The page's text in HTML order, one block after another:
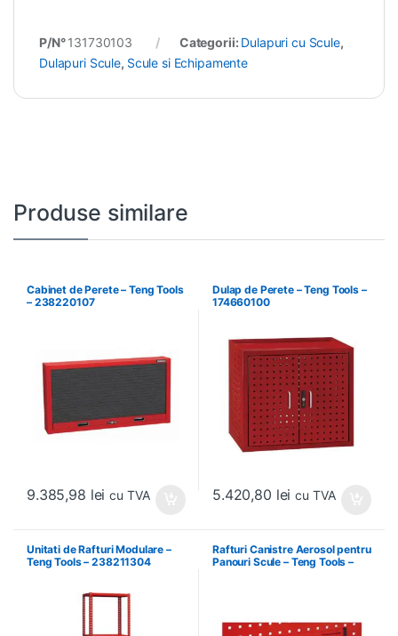
P/N°131730103 Categorii: Dulapuri cu Scule,
Dulapuri Scule, Scule si Echipamente
Produse similare
Cabinet de Perete – Teng Tools
– 238220107
9.385,98 lei cu TVA
Dulap de Perete – Teng Tools –
174660100
5.420,80 lei cu TVA
Unitati de Rafturi Modulare –
Teng Tools – 238211304
Rafturi Canistre Aerosol pentru
Panouri Scule – Teng Tools –